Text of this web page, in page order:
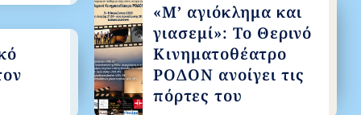
«Μ’ αγιόκλημα και
γιασεμί»: Το Θερινό
Κινηματοθέατρο
ΡΟΔΟΝ ανοίγει τις
πόρτες του